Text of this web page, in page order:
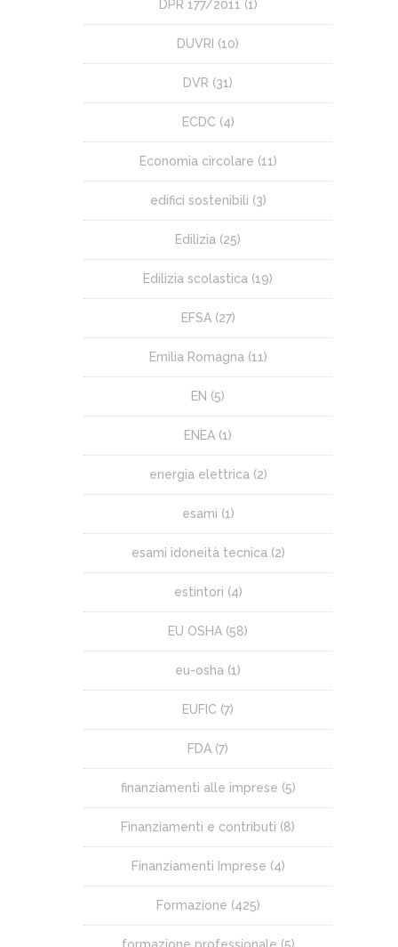
DPR 177/2011 (1)
DUVRI (10)
DVR (31)
ECDC (4)
Economia circolare (11)
edifici sostenibili (3)
Edilizia (25)
Edilizia scolastica (19)
EFSA(27)
Emilia Romagna (11)
EN (5)
ENEA (1)
energia elettrica (2)
esami (1)
esami idoneità tecnica (2)
estintori (4)
EU OSHA (58)
eu-osha (1)
EUFIC (7)
FDA (7)
finanziamenti alle imprese (5)
Finanziamenti e contributi (8)
Finanziamenti Imprese (4)
Formazione (425)
formazione professionale (5)